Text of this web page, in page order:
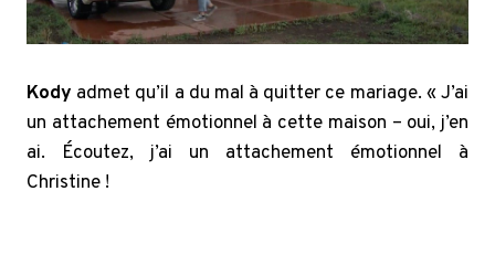
Kody admet qu’il a du mal à quitter ce mariage. « J’ai
un attachement émotionnel à cette maison – oui, j’en
ai. Écoutez, j’ai un attachement émotionnel à
Christine !